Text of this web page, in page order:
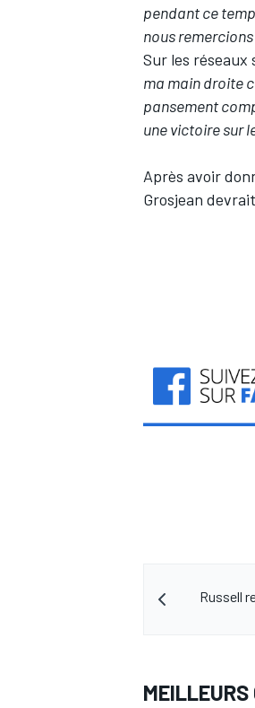
pendant ce
nous
Sur les réseaux
ma main droite
pansement
une victoire sur
Après avoir
Grosjean
Russell
MEILLEURS